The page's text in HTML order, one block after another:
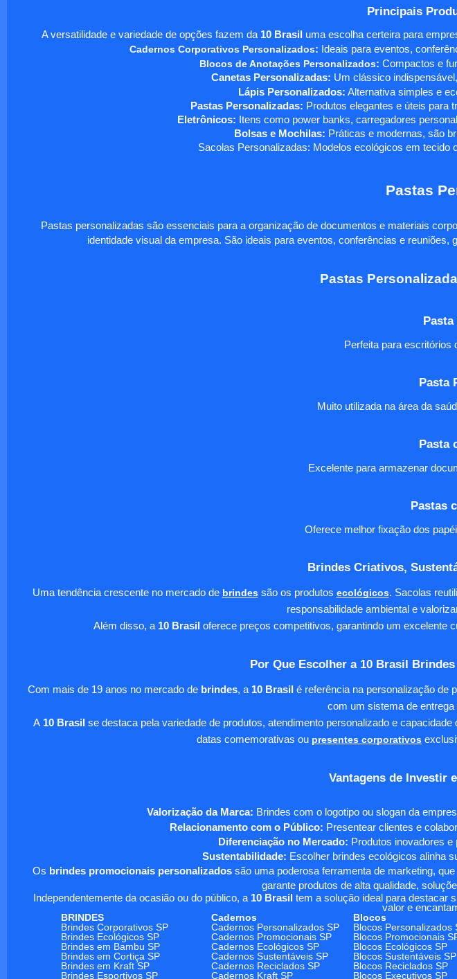
Principais
A versatilidade e variedade de opções fazem da 10 Brasil uma escolha certeira para
Cadernos Corporativos Personalizados: Ideais para eventos,
Blocos de Anotações Personalizados: Compactos e
Canetas Personalizadas: Um clássico
Lápis Personalizados: Alternativa simples e
Pastas Personalizadas: Produtos elegantes e úteis para
Eletrônicos: Itens como power banks, carregadores
Bolsas e Mochilas: Práticas e modernas, são
Sacolas Personalizadas: Modelos ecológicos em
Pastas
Pastas personalizadas são essenciais para a organização de documentos e materiais
identidade visual da empresa. São ideais para eventos, conferências e
Pastas
Perfeita para escritórios
Pasta
Muito utilizada na área da
Pasta
Excelente para armazenar
Pastas
Oferece melhor fixação dos
Brindes Criativos,
Uma tendência crescente no mercado de brindessão os produtos ecológicos. Sacolas
responsabilidade ambiental e
Além disso, a 10 Brasil oferece preços competitivos, garantindo um excelente
Por Que Escolher a 10 Brasil
Com mais de 19 anos no mercado de brindes, a 10 Brasil é referência na personalização de
com um sistema de
A10 Brasilse destaca pela variedade de produtos, atendimento personalizado e capacidade
datas comemorativas ou presentes corporativos
Vantagens de Investir
Valorização da Marca: Brindes com o logotipo ou slogan da
Relacionamento com o Público: Presentear clientes e
Diferenciação no Mercado: Produtos inovadores
Sustentabilidade: Escolher brindes ecológicos alinha
Os brindes promocionais personalizados são uma poderosa ferramenta de marketing,
garante produtos de alta qualidade,
Independentemente da ocasião ou do público, a 10 Brasil tem a solução ideal para destacar
valor e
BRINDES
Cadernos Blocos
Brindes Corporativos SP
Cadernos Personalizados SP Blocos Personalizados
Brindes Ecológicos SP
Cadernos Promocionais SP Blocos Promocionais
Brindes em Bambu SP
Cadernos Ecológicos SP Blocos Ecológicos SP
Brindes em Cortiça SP
Cadernos Sustentáveis SP Blocos Sustentáveis SP
Brindes em Kraft SP
Cadernos Reciclados SP Blocos Reciclados SP
Brindes Esportivos SP
Cadernos Kraft SP Blocos Executivos SP